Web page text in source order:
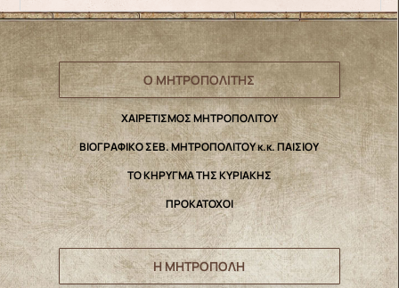
Ο ΜΗΤΡΟΠΟΛΙΤΗΣ
ΧΑΙΡΕΤΙΣΜΟΣ ΜΗΤΡΟΠΟΛΙΤΟΥ
ΒΙΟΓΡΑΦΙΚΟ ΣΕΒ. ΜΗΤΡΟΠΟΛΙΤΟΥ κ.κ. ΠΑΙΣΙΟΥ
ΤΟ ΚΗΡΥΓΜΑ ΤΗΣ ΚΥΡΙΑΚΗΣ
ΠΡΟΚΑΤΟΧΟΙ
Η ΜΗΤΡΟΠΟΛΗ